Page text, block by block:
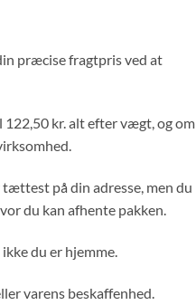
præcise fragtpris ved at
122,50 kr. alt efter vægt, og om
på din adresse, men du
du kan afhente pakken.
du er hjemme.
varens beskaffenhed.